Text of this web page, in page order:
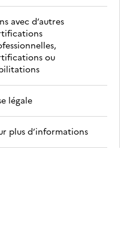
avec d’autres
ou
légale
plus d’informations